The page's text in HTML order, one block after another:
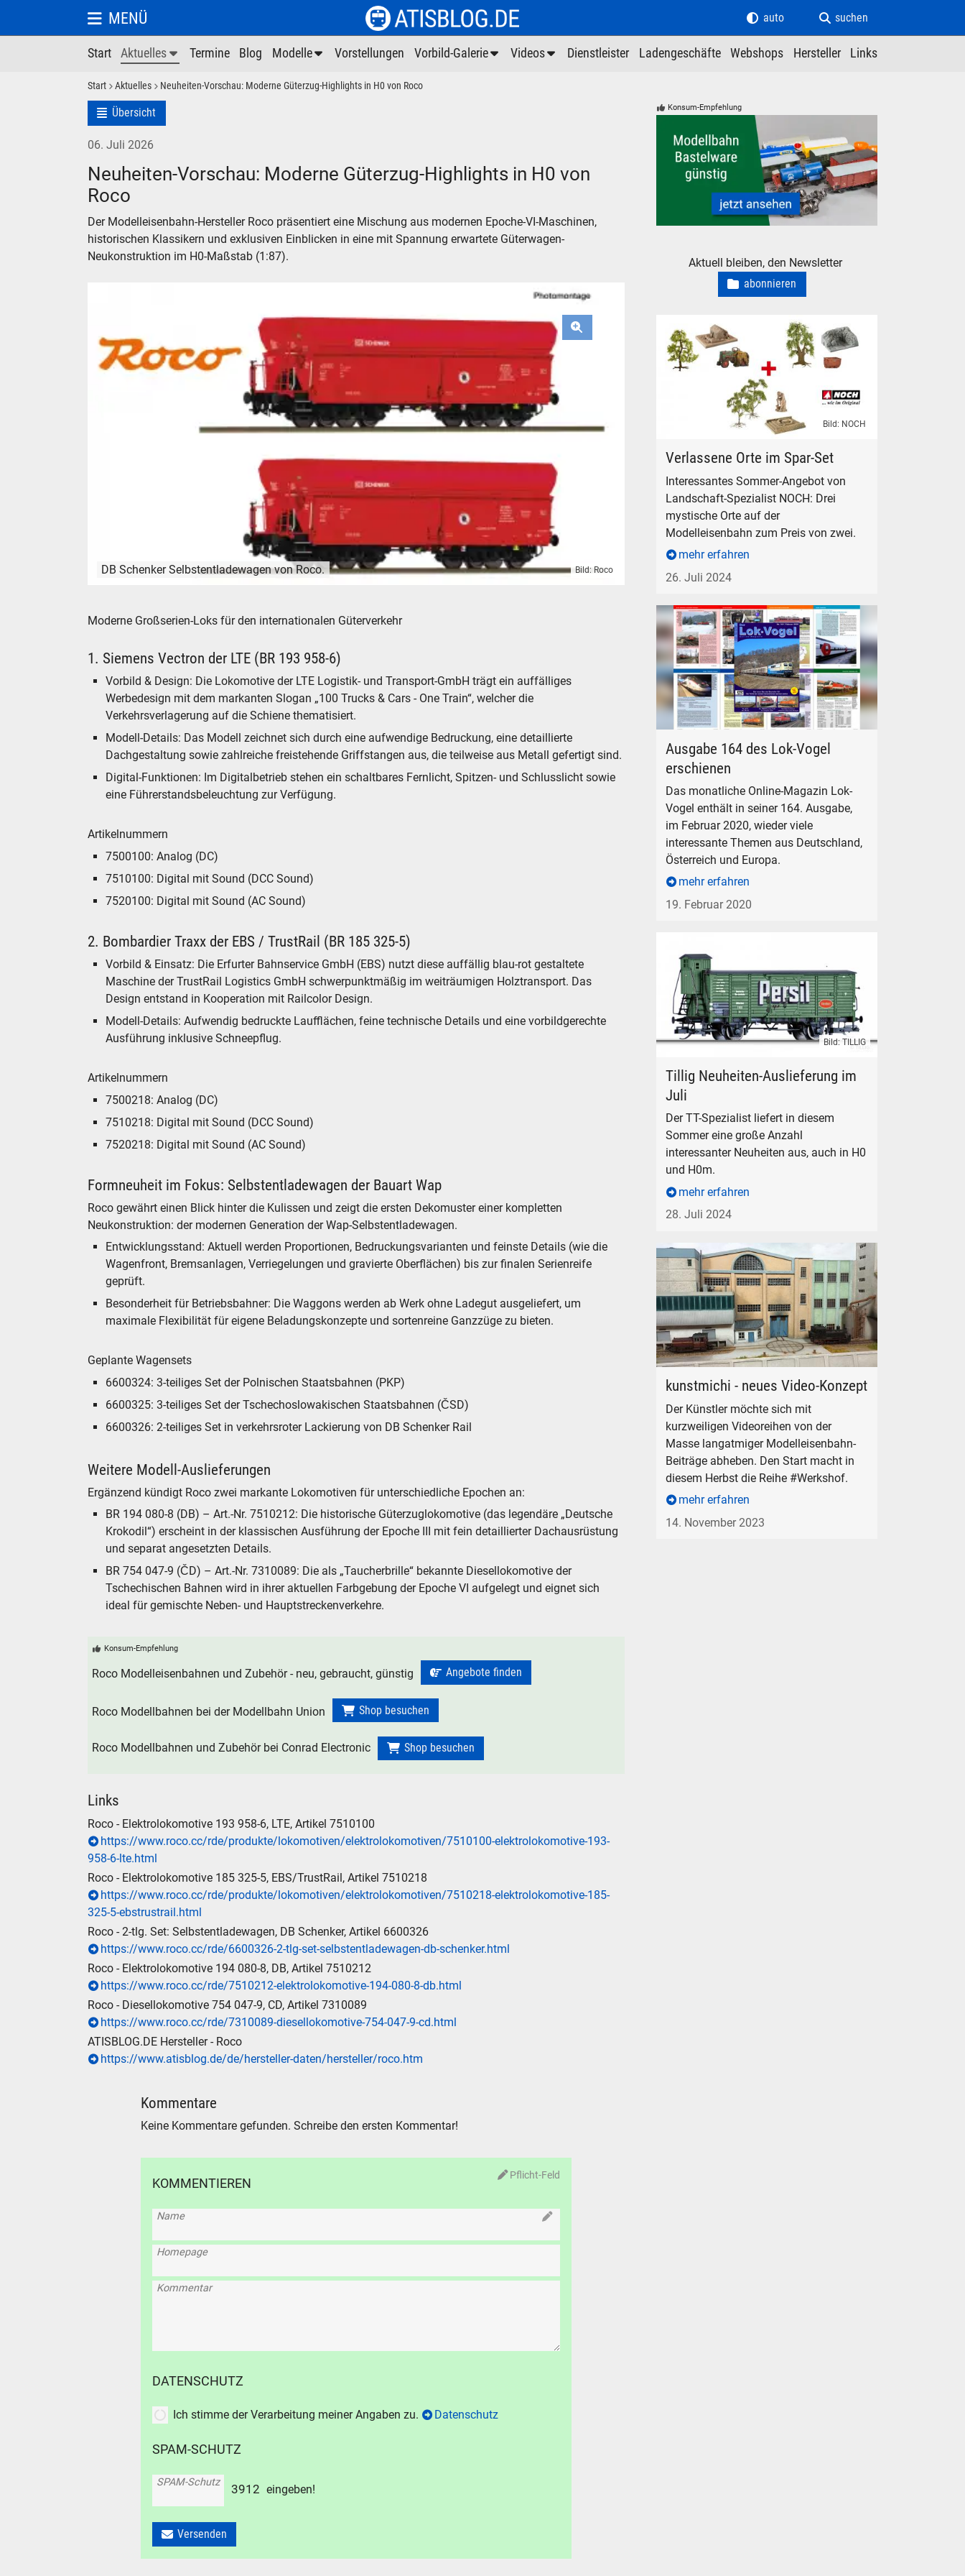
Start Aktuelles Termine Blog Modelle Vorstellungen Vorbild-Galerie Videos Dienstleister Ladengeschäfte Webshops Hersteller Links
MENÜ suchen
auto
Start Aktuelles Neuheiten-Vorschau: Moderne Güterzug-Highlights in H0 von Roco
Übersicht
06. Juli 2026
Neuheiten-Vorschau: Moderne Güterzug-Highlights in H0 von
Roco
Der Modelleisenbahn-Hersteller Roco präsentiert eine Mischung aus modernen Epoche-VI-Maschinen,
historischen Klassikern und exklusiven Einblicken in eine mit Spannung erwartete Güterwagen-
Neukonstruktion im H0-Maßstab (1:87).
DB Schenker Selbstentladewagen von Roco. Bild: Roco
Moderne Großserien-Loks für den internationalen Güterverkehr
1. Siemens Vectron der LTE (BR 193 958-6)
Vorbild & Design: Die Lokomotive der LTE Logistik- und Transport-GmbH trägt ein auffälliges
Werbedesign mit dem markanten Slogan „100 Trucks & Cars - One Train“, welcher die
Verkehrsverlagerung auf die Schiene thematisiert.
Modell-Details: Das Modell zeichnet sich durch eine aufwendige Bedruckung, eine detaillierte
Dachgestaltung sowie zahlreiche freistehende Griffstangen aus, die teilweise aus Metall gefertigt sind.
Digital-Funktionen: Im Digitalbetrieb stehen ein schaltbares Fernlicht, Spitzen- und Schlusslicht sowie
eine Führerstandsbeleuchtung zur Verfügung.
Artikelnummern
7500100: Analog (DC)
7510100: Digital mit Sound (DCC Sound)
7520100: Digital mit Sound (AC Sound)
2. Bombardier Traxx der EBS / TrustRail (BR 185 325-5)
Vorbild & Einsatz: Die Erfurter Bahnservice GmbH (EBS) nutzt diese auffällig blau-rot gestaltete
Maschine der TrustRail Logistics GmbH schwerpunktmäßig im weiträumigen Holztransport. Das
Design entstand in Kooperation mit Railcolor Design.
Modell-Details: Aufwendig bedruckte Laufflächen, feine technische Details und eine vorbildgerechte
Ausführung inklusive Schneepflug.
Artikelnummern
7500218: Analog (DC)
7510218: Digital mit Sound (DCC Sound)
7520218: Digital mit Sound (AC Sound)
Formneuheit im Fokus: Selbstentladewagen der Bauart Wap
Roco gewährt einen Blick hinter die Kulissen und zeigt die ersten Dekomuster einer kompletten
Neukonstruktion: der modernen Generation der Wap-Selbstentladewagen.
Entwicklungsstand: Aktuell werden Proportionen, Bedruckungsvarianten und feinste Details (wie die
Wagenfront, Bremsanlagen, Verriegelungen und gravierte Oberflächen) bis zur finalen Serienreife
geprüft.
Besonderheit für Betriebsbahner: Die Waggons werden ab Werk ohne Ladegut ausgeliefert, um
maximale Flexibilität für eigene Beladungskonzepte und sortenreine Ganzzüge zu bieten.
Geplante Wagensets
6600324: 3-teiliges Set der Polnischen Staatsbahnen (PKP)
6600325: 3-teiliges Set der Tschechoslowakischen Staatsbahnen (ČSD)
6600326: 2-teiliges Set in verkehrsroter Lackierung von DB Schenker Rail
Weitere Modell-Auslieferungen
Ergänzend kündigt Roco zwei markante Lokomotiven für unterschiedliche Epochen an:
BR 194 080-8 (DB) – Art.-Nr. 7510212: Die historische Güterzuglokomotive (das legendäre „Deutsche
Krokodil“) erscheint in der klassischen Ausführung der Epoche III mit fein detaillierter Dachausrüstung
und separat angesetzten Details.
BR 754 047-9 (ČD) – Art.-Nr. 7310089: Die als „Taucherbrille“ bekannte Diesellokomotive der
Tschechischen Bahnen wird in ihrer aktuellen Farbgebung der Epoche VI aufgelegt und eignet sich
ideal für gemischte Neben- und Hauptstreckenverkehre.
Konsum-Empfehlung
Roco Modelleisenbahnen und Zubehör - neu, gebraucht, günstig Angebote finden
Roco Modellbahnen bei der Modellbahn Union Shop besuchen
Roco Modellbahnen und Zubehör bei Conrad Electronic Shop besuchen
Links
Roco - Elektrolokomotive 193 958-6, LTE, Artikel 7510100
https://www.roco.cc/rde/produkte/lokomotiven/elektrolokomotiven/7510100-elektrolokomotive-193-
958-6-lte.html
Roco - Elektrolokomotive 185 325-5, EBS/TrustRail, Artikel 7510218
https://www.roco.cc/rde/produkte/lokomotiven/elektrolokomotiven/7510218-elektrolokomotive-185-
325-5-ebstrustrail.html
Roco - 2-tlg. Set: Selbstentladewagen, DB Schenker, Artikel 6600326
https://www.roco.cc/rde/6600326-2-tlg-set-selbstentladewagen-db-schenker.html
Roco - Elektrolokomotive 194 080-8, DB, Artikel 7510212
https://www.roco.cc/rde/7510212-elektrolokomotive-194-080-8-db.html
Roco - Diesellokomotive 754 047-9, CD, Artikel 7310089
https://www.roco.cc/rde/7310089-diesellokomotive-754-047-9-cd.html
ATISBLOG.DE Hersteller - Roco
https://www.atisblog.de/de/hersteller-daten/hersteller/roco.htm
Kommentare
Keine Kommentare gefunden. Schreibe den ersten Kommentar!
Pflicht-Feld
KOMMENTIEREN
Name
Homepage
Kommentar
DATENSCHUTZ
Ich stimme der Verarbeitung meiner Angaben zu. Datenschutz
SPAM-SCHUTZ
SPAM-Schutz 391 2 eingeben!
Versenden
Konsum-Empfehlung
Aktuell bleiben, den Newsletter
abonnieren
Bild: NOCH
Verlassene Orte im Spar-Set
Interessantes Sommer-Angebot von
Landschaft-Spezialist NOCH: Drei
mystische Orte auf der
Modelleisenbahn zum Preis von zwei.
mehr erfahren
26. Juli 2024
Ausgabe 164 des Lok-Vogel
erschienen
Das monatliche Online-Magazin Lok-
Vogel enthält in seiner 164. Ausgabe,
im Februar 2020, wieder viele
interessante Themen aus Deutschland,
Österreich und Europa.
mehr erfahren
19. Februar 2020
Bild: TILLIG
Tillig Neuheiten-Auslieferung im
Juli
Der TT-Spezialist liefert in diesem
Sommer eine große Anzahl
interessanter Neuheiten aus, auch in H0
und H0m.
mehr erfahren
28. Juli 2024
kunstmichi - neues Video-Konzept
Der Künstler möchte sich mit
kurzweiligen Videoreihen von der
Masse langatmiger Modelleisenbahn-
Beiträge abheben. Den Start macht in
diesem Herbst die Reihe #Werkshof.
mehr erfahren
14. November 2023
SUCHEN
Suche ...